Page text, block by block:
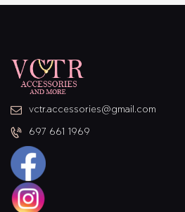
vctr.accessories@gmail.com
697 661 1969